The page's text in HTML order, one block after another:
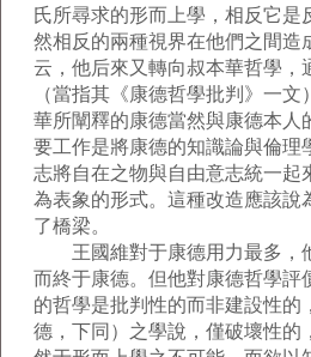
氏所尋求的形而上學，相反它是
然相反的兩種視界在他們之間造
云，他后來又轉向叔本華哲學，
（當指其《康德哲學批判》一
華所闡釋的康德當然與康德本人
要工作是將康德的知識論與倫理
志將自在之物與自由意志統一起
為表象的形式。這種改造應該說
了橋梁。
王國維對于康德用力最多，
而終于康德。但他對康德哲學評
的哲學是批判性的而非建設性的
德，下同）之學說，僅破壞性的